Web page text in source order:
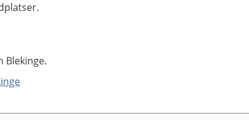
Blekinge.